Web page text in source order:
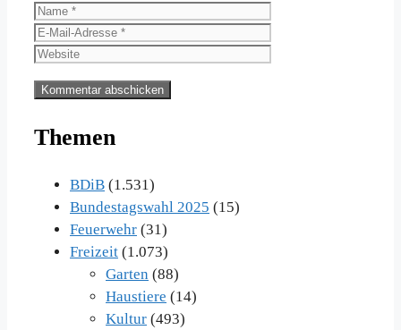
Name
Themen
BDiB (1.531)
Bundestagswahl 2025 (15)
Feuerwehr (31)
Freizeit (1.073)
Garten (88)
Haustiere (14)
Kultur (493)